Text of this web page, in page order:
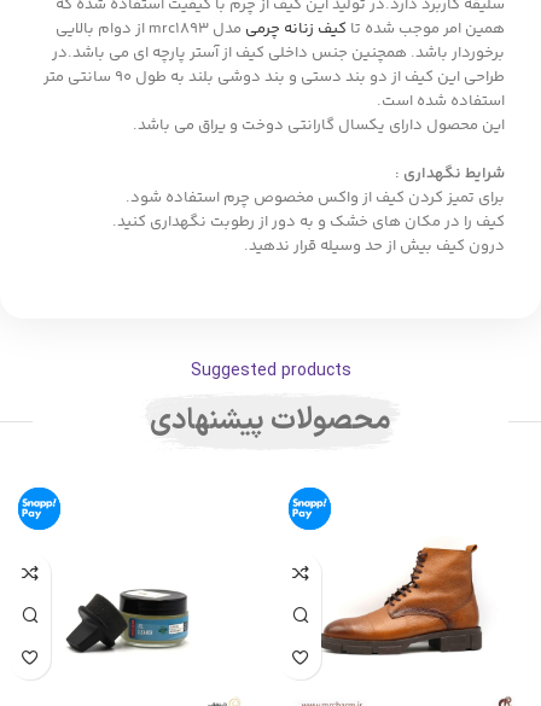
سلیقه کاربرد دارد.در تولید این کیف از چرم با کیفیت استفاده شده که
همین امر موجب شده تا کیف زنانه چرمی
مدل mrc1893 از دوام بالایی
برخوردار باشد. همچنین جنس داخلی کیف از آستر پارچه ای می باشد.در
طراحی این کیف از دو بند دستی و بند دوشی بلند به طول 90 سانتی متر
استفاده شده است.
این محصول دارای یکسال گارانتی دوخت و یراق می باشد.
شرایط نگهداری :
برای تمیز کردن کیف از واکس مخصوص چرم استفاده شود.
کیف را در مکان های خشک و به دور از رطوبت نگهداری کنید.
درون کیف بیش از حد وسیله قرار ندهید.
Suggested products
محصولات پیشنهادی